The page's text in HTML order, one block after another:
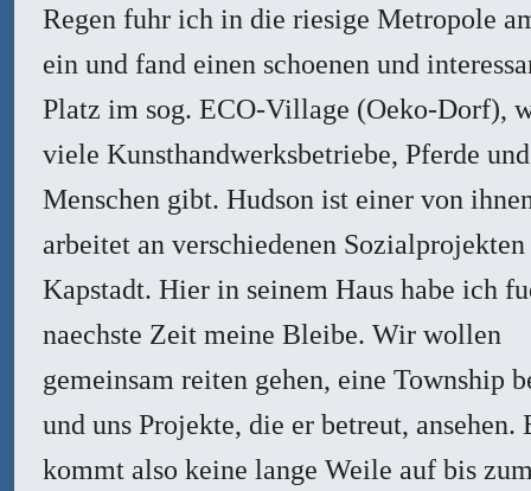
Regen fuhr ich in die riesige Metropole
ein und fand einen schoenen und
Platz im sog. ECO-Village (Oeko-Dorf),
viele Kunsthandwerksbetriebe, Pferde
Menschen gibt. Hudson ist einer von
arbeitet an verschiedenen
Kapstadt. Hier in seinem Haus habe ich
naechste Zeit meine Bleibe. Wir wollen
gemeinsam reiten gehen, eine Township
und uns Projekte, die er betreut, ansehen.
kommt also keine lange Weile auf bis